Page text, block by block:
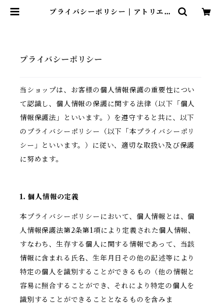
プライバシーポリシー | アトリエ・
プライバシーポリシー
当ショップは、お客様の個人情報保護の重要性につい
て認識し、個人情報の保護に関する法律（以下「個人
情報保護法」といいます。）を遵守すると共に、以下
のプライバシーポリシー（以下「本プライバシーポリ
シー」といいます。）に従い、適切な取扱い及び保護
に努めます。
1. 個人情報の定義
本プライバシーポリシーにおいて、個人情報とは、個
人情報保護法第2条第1項により定義された個人情報、
すなわち、生存する個人に関する情報であって、当該
情報に含まれる氏名、生年月日その他の記述等により
特定の個人を識別することができるもの（他の情報と
容易に照合することができ、それにより特定の個人を
識別することができることとなるものを含みま